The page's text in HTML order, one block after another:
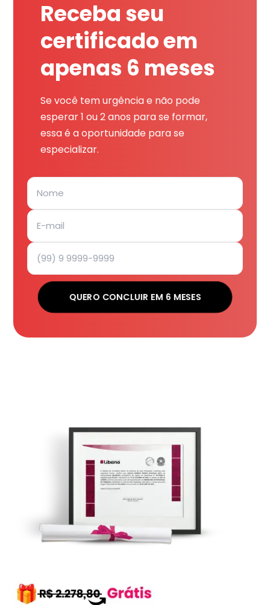
Receba seu
certificado em
apenas 6 meses
Se você tem urgência e não pode
esperar 1 ou 2 anos para se formar,
essa é a oportunidade para se
especializar.
QUERO CONCLUIR EM 6 MESES